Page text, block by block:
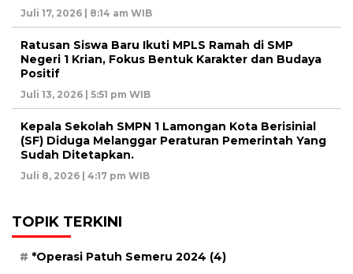
Juli 17, 2026 | 8:14 am WIB
Ratusan Siswa Baru Ikuti MPLS Ramah di SMP
Negeri 1 Krian, Fokus Bentuk Karakter dan Budaya
Positif
Juli 13, 2026 | 5:51 pm WIB
Kepala Sekolah SMPN 1 Lamongan Kota Berisinial
(SF) Diduga Melanggar Peraturan Pemerintah Yang
Sudah Ditetapkan.
Juli 8, 2026 | 4:17 pm WIB
TOPIK TERKINI
*Operasi Patuh Semeru 2024 (4)